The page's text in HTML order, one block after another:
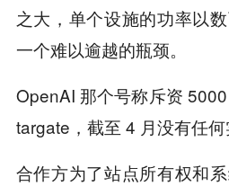
之大，单个设施的功率以
一个难以逾越的瓶颈。
OpenAI 那个号称斥资
targate，截至 4 月没有任何
合作方为了站点所有权和